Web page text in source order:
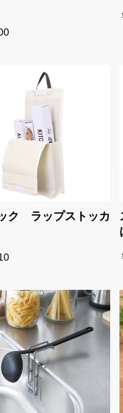
ク ラップストッカ